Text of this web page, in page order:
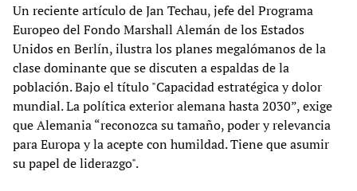
Un reciente artículo de Jan Techau, jefe del Programa
Europeo del Fondo Marshall Alemán de los Estados
Unidos en Berlín, ilustra los planes megalómanos de la
clase dominante que se discuten a espaldas de la
población. Bajo el título "Capacidad estratégica y dolor
mundial. La política exterior alemana hasta 2030”, exige
que Alemania “reconozca su tamaño, poder y relevancia
para Europa y la acepte con humildad. Tiene que asumir
su papel de liderazgo".